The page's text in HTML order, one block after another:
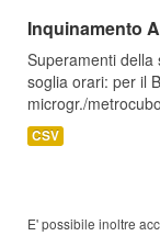
Inquinamento
Superamenti della
soglia orari: per il
microgr./
CSV
E' possibile inoltre